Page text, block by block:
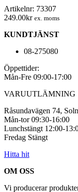
Artikelnr: 73307
249.00kr ex. moms
KUNDTJÄNST
08-275080
Öppettider:
Mån-Fre 09:00-17:00
VARUUTLÄMNING
Råsundavägen 74,
Mån-tor 09:30-16:00
Lunchstängt 12:00-
Fredag Stängt
Hitta hit
OM OSS
Vi producerar